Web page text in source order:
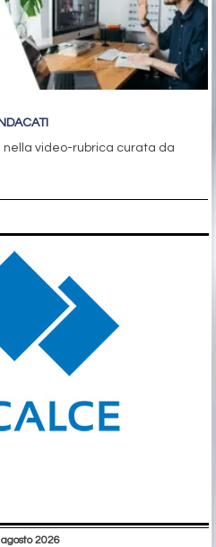
nella video-rubrica curata da
2026